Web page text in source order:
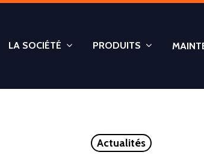
LA SOCIÉTÉ PRODUITS
Actualités